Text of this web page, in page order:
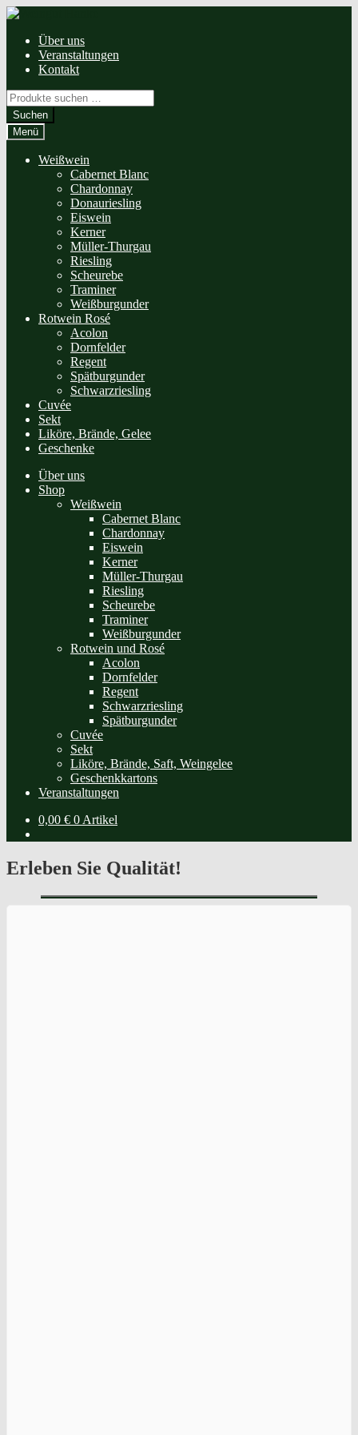
Zur
springen
Zum
springenÜber uns
Veranstaltungen
Kontakt
Suchen
nach:
Suchen
Menü
Weißwein
Cabernet Blanc
Chardonnay
Donauriesling
Eiswein
Kerner
Müller-Thurgau
Riesling
Scheurebe
Traminer
Weißburgunder
Rotwein Rosé
Acolon
Dornfelder
Regent
Spätburgunder
Schwarzriesling
Cuvée
Sekt
Liköre, Brände, Gelee
Geschenke
Über uns
Shop
Weißwein
Cabernet Blanc
Chardonnay
Eiswein
Kerner
Müller-Thurgau
Riesling
Scheurebe
Traminer
Weißburgunder
Rotwein und Rosé
Acolon
Dornfelder
Regent
Schwarzriesling
Spätburgunder
Cuvée
Sekt
Liköre, Brände, Saft, Weingelee
Geschenkkartons
Veranstaltungen
0,00 € 0 Artikel
Erleben Sie Qualität!